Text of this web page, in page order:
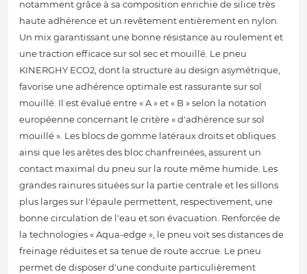
notamment grâce à sa composition enrichie de silice très
haute adhérence et un revêtement entièrement en nylon.
Un mix garantissant une bonne résistance au roulement et
une traction efficace sur sol sec et mouillé. Le pneu
KINERGHY ECO2, dont la structure au design asymétrique,
favorise une adhérence optimale est rassurante sur sol
mouillé. Il est évalué entre « A » et « B » selon la notation
européenne concernant le critère « d'adhérence sur sol
mouillé ». Les blocs de gomme latéraux droits et obliques
ainsi que les arêtes des bloc chanfreinées, assurent un
contact maximal du pneu sur la route même humide. Les
grandes rainures situées sur la partie centrale et les sillons
plus larges sur l'épaule permettent, respectivement, une
bonne circulation de l'eau et son évacuation. Renforcée de
la technologies « Aqua-edge », le pneu voit ses distances de
freinage réduites et sa tenue de route accrue. Le pneu
permet de disposer d'une conduite particulièrement